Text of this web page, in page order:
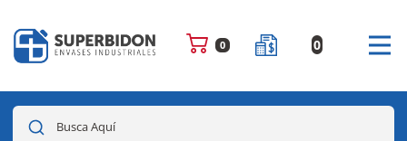
0 0
Busca Aquí